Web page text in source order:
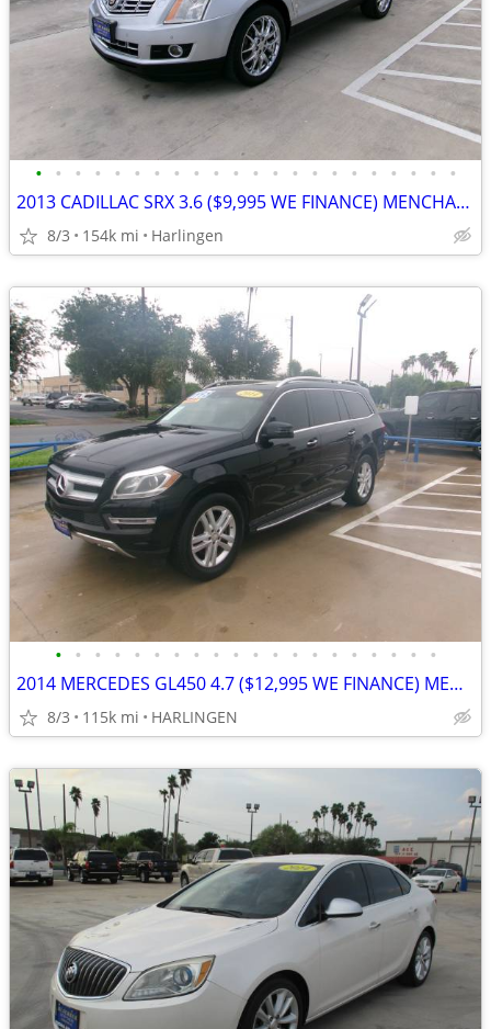
• • • • • • • • • • • • • • • • • • • • • •
2013 CADILLAC SRX 3.6 ($9,995 WE FINANCE) MENCHACA AUTO SALES
8/3 154k mi Harlingen
• • • • • • • • • • • • • • • • • • • •
2014 MERCEDES GL450 4.7 ($12,995 WE FINANCE) MENCHACA AUTO SALES
8/3 115k mi HARLINGEN